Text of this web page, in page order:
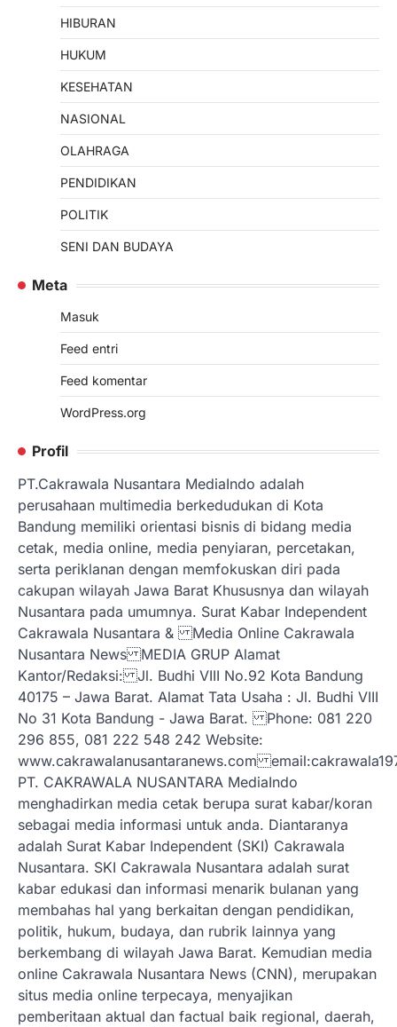
HIBURAN
HUKUM
KESEHATAN
NASIONAL
OLAHRAGA
PENDIDIKAN
POLITIK
SENI DAN BUDAYA
Meta
Masuk
Feed entri
Feed komentar
WordPress.org
Profil
PT.Cakrawala Nusantara MediaIndo adalah
perusahaan multimedia berkedudukan di Kota
Bandung memiliki orientasi bisnis di bidang media
cetak, media online, media penyiaran, percetakan,
serta periklanan dengan memfokuskan diri pada
cakupan wilayah Jawa Barat Khususnya dan wilayah
Nusantara pada umumnya. Surat Kabar Independent
Cakrawala Nusantara & Media Online Cakrawala
Nusantara News MEDIA GRUP Alamat
Kantor/Redaksi: Jl. Budhi VIII No.92 Kota Bandung
40175 – Jawa Barat. Alamat Tata Usaha : Jl. Budhi VIII
No 31 Kota Bandung - Jawa Barat. Phone: 081 220
296 855, 081 222 548 242 Website:
www.cakrawalanusantaranews.com
PT. CAKRAWALA NUSANTARA MediaIndo
menghadirkan media cetak berupa surat kabar/koran
sebagai media informasi untuk anda. Diantaranya
adalah Surat Kabar Independent (SKI) Cakrawala
Nusantara. SKI Cakrawala Nusantara adalah surat
kabar edukasi dan informasi menarik bulanan yang
membahas hal yang berkaitan dengan pendidikan,
politik, hukum, budaya, dan rubrik lainnya yang
berkembang di wilayah Jawa Barat. Kemudian media
online Cakrawala Nusantara News (CNN), merupakan
situs media online terpecaya, menyajikan
pemberitaan aktual dan factual baik regional, daerah,